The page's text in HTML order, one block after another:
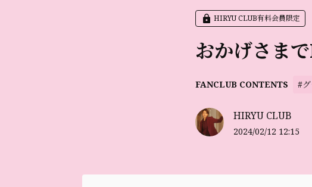
HIRYU CLUB有料会員限定
おかげさま
FANCLUB CONTENTS #
HIRYU CLUB
2024/02/12 12:15